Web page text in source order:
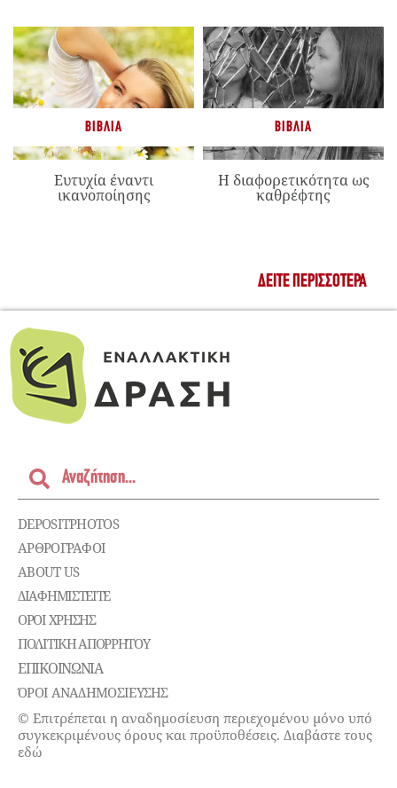
ΒΙΒΛΊΑ
Ευτυχία έναντι
ικανοποίησης
ΒΙΒΛΊΑ
Η διαφορετικότητα ως
καθρέφτης
ΔΕΊΤΕ ΠΕΡΙΣΣΌΤΕΡΑ
DEPOSITPHOTOS
ΑΡΘΡΟΓΡΑΦΟΙ
ABOUT US
ΔΙΑΦΗΜΙΣΤΕΊΤΕ
ΌΡΟΙ ΧΡΉΣΗΣ
ΠΟΛΙΤΙΚΉ ΑΠΟΡΡΉΤΟΥ
ΕΠΙΚΟΙΝΩΝΊΑ
ΌΡΟΙ ΑΝΑΔΗΜΟΣΙΕΥΣΗΣ
© Επιτρέπεται η αναδημοσίευση περιεχομένου μόνο υπό
συγκεκριμένους όρους και προϋποθέσεις. Διαβάστε τους
εδώ